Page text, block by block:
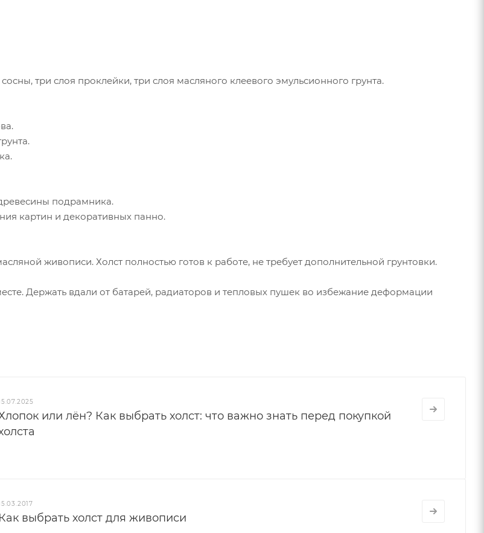
три слоя проклейки, три слоя масляного клеевого эмульсионного грунта.
подрамника.
картин и декоративных панно.
живописи. Холст полностью готов к работе, не требует дополнительной грунтовки.
Держать вдали от батарей, радиаторов и тепловых пушек во избежание деформации
или лён? Как выбрать холст: что важно знать перед покупкой
Как выбрать холст для живописи